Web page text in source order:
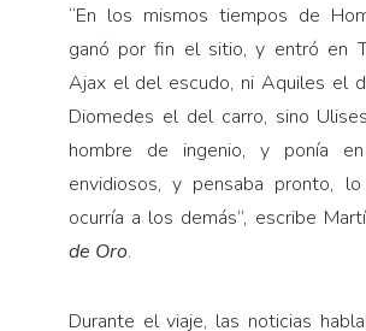
“En los mismos tiempos de
ganó por fin el sitio, y entró en
Ajax el del escudo, ni Aquiles el
Diomedes el del carro, sino
hombre de ingenio, y ponía
envidiosos, y pensaba pronto,
ocurría a los demás”, escribe
de Oro.
Durante el viaje, las noticias